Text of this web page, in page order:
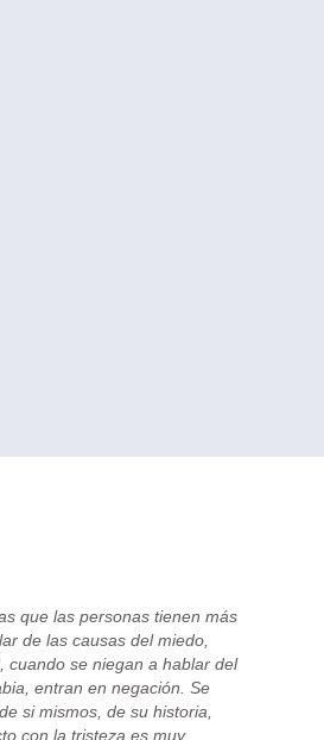
que las personas tienen más
de las causas del miedo,
cuando se niegan a hablar del
entran en negación. Se
si mismos, de su historia,
con la tristeza es muy